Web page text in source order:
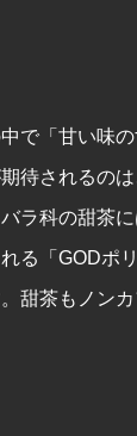
で「甘い味の
待されるの
ラ科の甜茶
る「GODポ
甜茶もノンカ